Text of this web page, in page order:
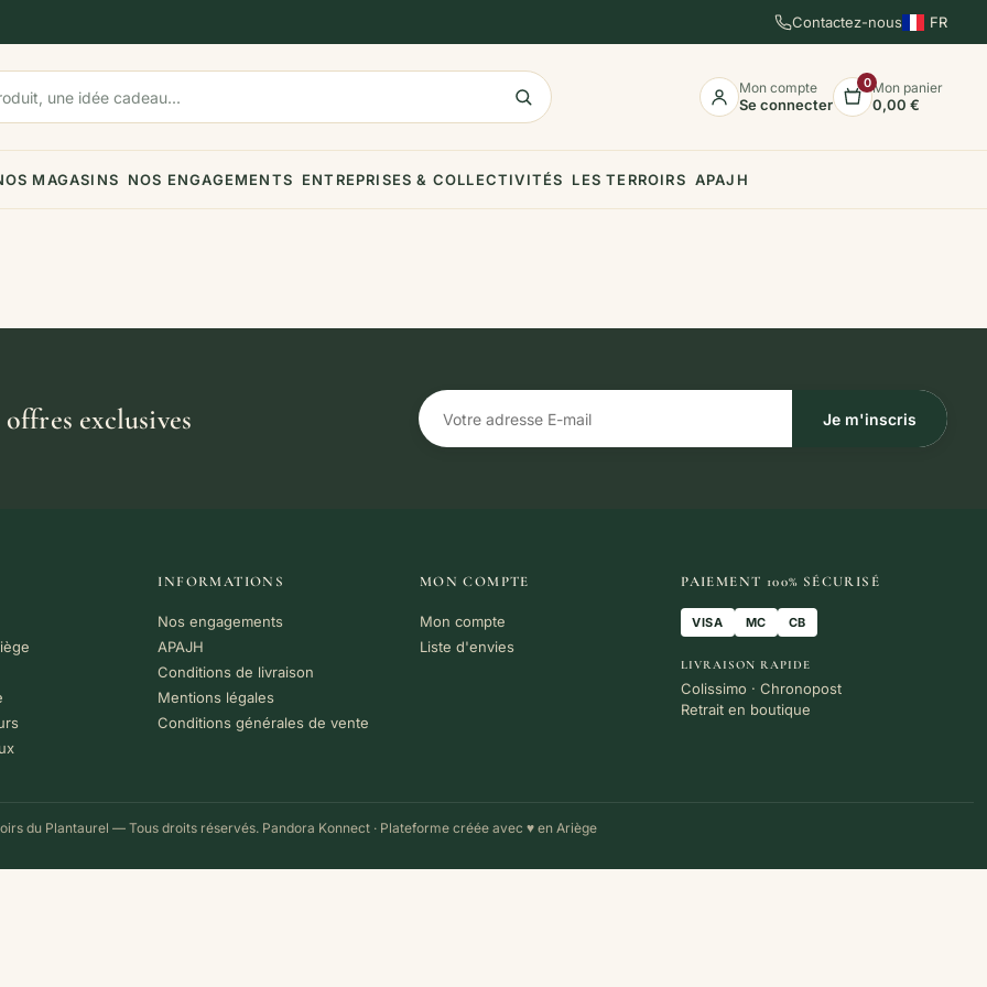
Contactez-nous
FR
EN
Mon compte
Se connecter
0Mon panier
0,00 €
MAGASINS NOS ENGAGEMENTS ENTREPRISES & COLLECTIVITÉS LES TERROIRS APAJH
exclusives Je m'inscris
INFORMATIONS
Nos engagements
APAJH
Conditions de livraison
Mentions légales
Conditions générales de vente
MON COMPTE
Mon compte
Liste d'envies
PAIEMENT 100% SÉCURISÉ
VISA MC CB
LIVRAISON RAPIDE
Colissimo · Chronopost
Retrait en boutique
du Plantaurel — Tous droits réservés. Pandora Konnect· Plateforme créée avec ♥ en Ariège